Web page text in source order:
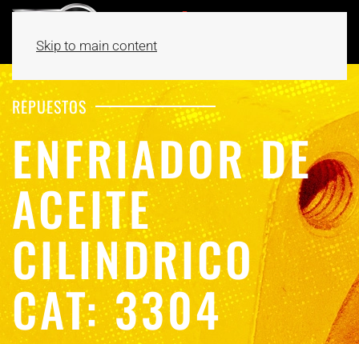
Skip to main content
REPUESTOS
ENFRIADOR DE
ACEITE
CILINDRICO
CAT: 3304